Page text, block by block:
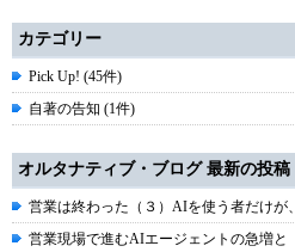
カテゴリー
Pick Up! (45件)
自著の告知 (1件)
オルタナティブ・ブログ 最新の投稿
営業は終わった（３）AIを使う者だけが
営業現場で進むAIエージェントの急増と